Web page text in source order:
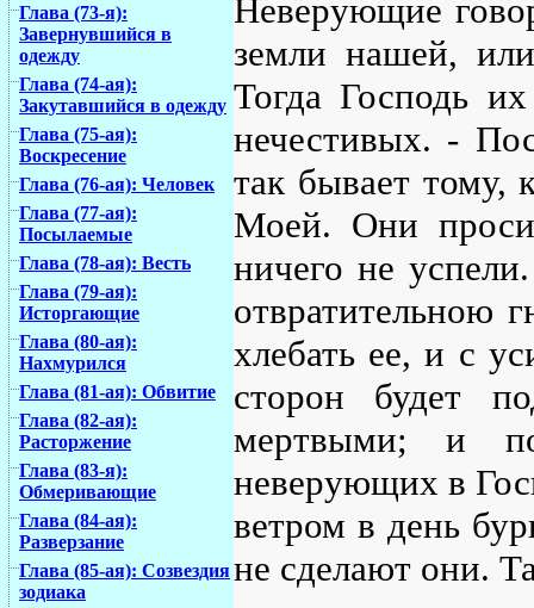
Глава (73-я):
Завернувшийся в
одежду
Глава (74-ая):
Закутавшийся в одежду
Глава (75-ая):
Воскресение
Глава (76-ая): Человек
Глава (77-ая):
Посылаемые
Глава (78-ая): Весть
Глава (79-ая):
Исторгающие
Глава (80-ая):
Нахмурился
Глава (81-ая): Обвитие
Глава (82-ая):
Расторжение
Глава (83-я):
Обмеривающие
Глава (84-ая):
Разверзание
Глава (85-ая): Созвездия
зодиака
Неверующие
земли нашей,
Тогда Господь
нечестивых. -
так бывает тому,
Моей. Они
ничего не
отвратительною
хлебать ее, и с
сторон будет
мертвыми; и
неверующих в
ветром в день
не сделают они.